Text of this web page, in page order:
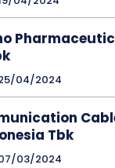
04/2024
Tbk
03/2024